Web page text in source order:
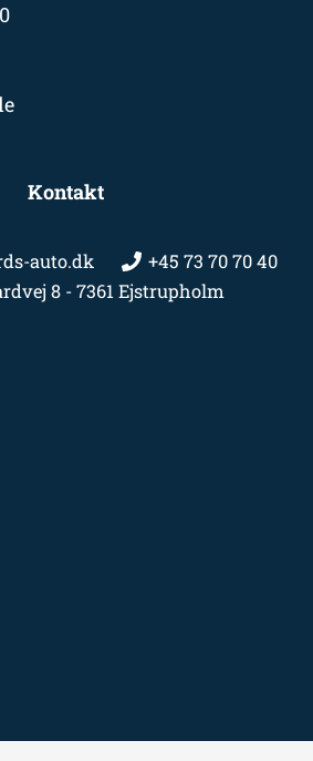
Kontakt
auto.dk
+45 73 70 70 40
8 - 7361 Ejstrupholm